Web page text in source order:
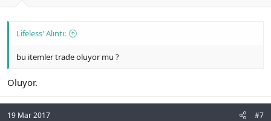
Lifeless' Alıntı:
bu itemler trade oluyor mu ?
Oluyor.
19 Mar 2017 #7